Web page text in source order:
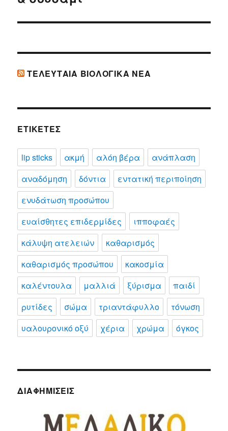
ΤΕΛΕΥΤΑΊΑ ΒΙΟΛΟΓΙΚΆ ΝΈΑ
ΕΤΙΚΈΤΕΣ
lip sticks ακμή αλόη βέρα
ανάπλαση
αναδόμηση
δόντια
εντατική περιποίηση
ενυδάτωση προσώπου
ευαίσθητες επιδερμίδες
ιπποφαές
κάλυψη ατελειών
καθαρισμός
καθαρισμός προσώπου
κακοσμία
καλέντουλα
μαλλιά ξύρισμα
παιδί
ρυτίδες
σώμα τριαντάφυλλο
τόνωση
υαλουρονικό οξύ
χέρια χρώμα όγκος
ΔΙΑΦΗΜΊΣΕΙΣ